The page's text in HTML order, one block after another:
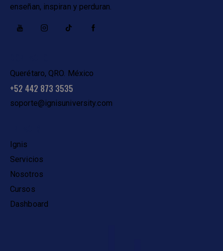
enseñan, inspiran y perduran.
Querétaro, QRO. México
+52 442 873 3535
soporte@ignisuniversity.com
Ignis
Servicios
Nosotros
Cursos
Dashboard